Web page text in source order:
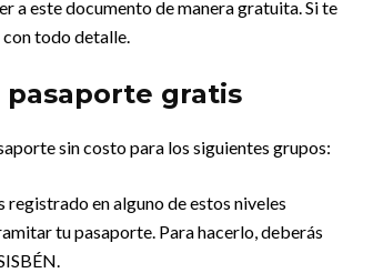
a este documento de manera gratuita. Si te
todo detalle.
gratis
sin costo para los siguientes grupos:
registrado en alguno de estos niveles
tu pasaporte. Para hacerlo, deberás